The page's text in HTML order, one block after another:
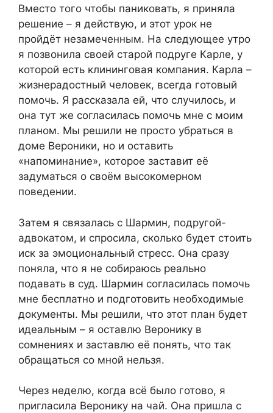
Вместо того чтобы паниковать, я приняла
решение – я действую, и этот урок не
пройдёт незамеченным. На следующее утро
я позвонила своей старой подруге Карле, у
которой есть клининговая компания. Карла –
жизнерадостный человек, всегда готовый
помочь. Я рассказала ей, что случилось, и
она тут же согласилась помочь мне с моим
планом. Мы решили не просто убраться в
доме Вероники, но и оставить
«напоминание», которое заставит её
задуматься о своём высокомерном
поведении.
Затем я связалась с Шармин, подругой-
адвокатом, и спросила, сколько будет стоить
иск за эмоциональный стресс. Она сразу
поняла, что я не собираюсь реально
подавать в суд. Шармин согласилась помочь
мне бесплатно и подготовить необходимые
документы. Мы решили, что этот план будет
идеальным – я оставлю Веронику в
сомнениях и заставлю её понять, что так
обращаться со мной нельзя.
Через неделю, когда всё было готово, я
пригласила Веронику на чай. Она пришла с